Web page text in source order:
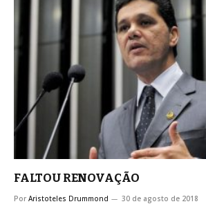
FALTOU RENOVAÇÃO
Por Aristoteles Drummond 30 de agosto de 2018